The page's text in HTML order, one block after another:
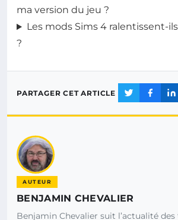
ma version du jeu ?
Les mods Sims 4 ralentissent-
?
PARTAGER CET ARTICLE
AUTEUR
BENJAMIN CHEVALIER
Benjamin Chevalier suit l’actualité